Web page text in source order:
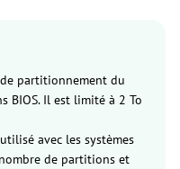
de partitionnement du
BIOS. Il est limité à 2 To
avec les systèmes
de partitions et